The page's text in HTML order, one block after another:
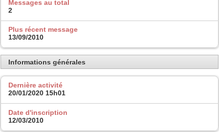
Messages au total
2
Plus récent message
13/09/2010
Informations générales
Dernière activité
20/01/2020 15h01
Date d'inscription
12/03/2010